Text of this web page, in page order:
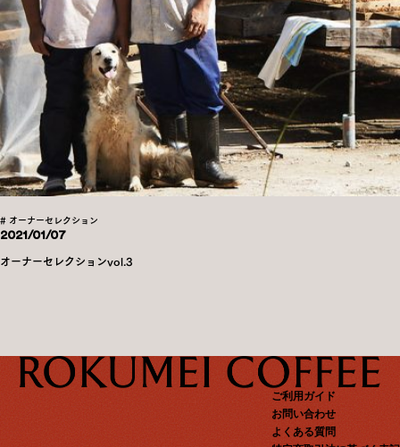
# オーナーセレクション
2021/01/07
オーナーセレクションvol.3
ご利用ガイド
お問い合わせ
よくある質問